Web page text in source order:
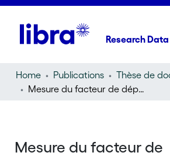
Research Data
Home Publications
Mesure du facteur de dépolarisation pour la réaction D (n,n) D à 2,45 MeV
Mesure du facteur de